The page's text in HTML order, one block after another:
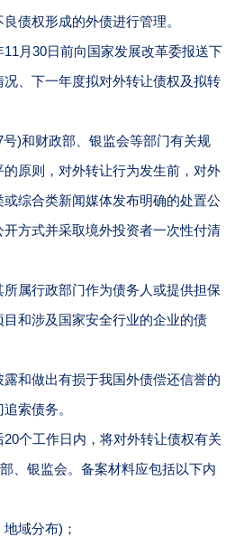
债权形成的外债进行管理。
11月30日前向国家发展改革委报送下
、下一年度拟对外转让债权及拟转
号)和财政部、银监会等部门有关规
原则，对外转让行为发生前，对外
综合类新闻媒体发布明确的处置公
方式并采取境外投资者一次性付清
属行政部门作为债务人或提供担保
和涉及国家安全行业的企业的债
和做出有损于我国外债偿还信誉的
索债务。
20个工作日内，将对外转让债权有关
、银监会。备案材料应包括以下内
域分布)；